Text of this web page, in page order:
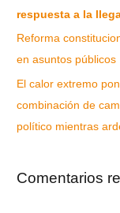
respuesta a la
Reforma
en asuntos públicos
El calor extremo
combinación de
político mientras
Comentarios